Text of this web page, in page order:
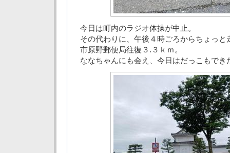
今日は町内のラジオ体操が中止。
その代わりに、午後４時ごろからちょっと
市原野郵便局往復３.３ｋｍ。
ななちゃんにも会え、今日はだっこもでき